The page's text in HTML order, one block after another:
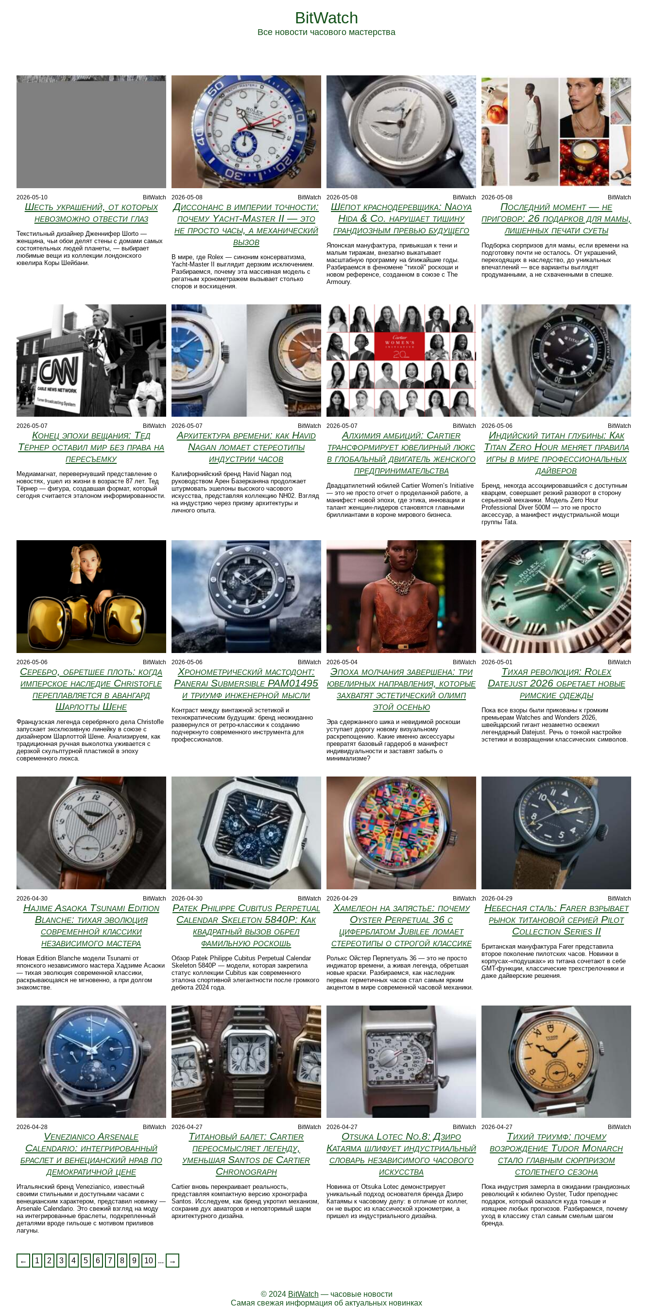
BitWatch
Все новости часового мастерства
2026-05-10 BitWatch
Шесть украшений, от которых
невозможно отвести глаз
Текстильный дизайнер Дженнифер Шorto —
женщина, чьи обои делят стены с домами самых
состоятельных людей планеты, — выбирает
любимые вещи из коллекции лондонского
ювелира Коры Шейбани.
2026-05-08 BitWatch
Диссонанс в империи точности:
почему Yacht-Master II — это
не просто часы, а механический
вызов
В мире, где Rolex — синоним консерватизма,
Yacht-Master II выглядит дерзким исключением.
Разбираемся, почему эта массивная модель с
регатным хронометражем вызывает столько
споров и восхищения.
2026-05-08 BitWatch
Шёпот краснодеревщика: Naoya
Hida & Co. нарушает тишину
грандиозным превью будущего
Японская мануфактура, привыкшая к тени и
малым тиражам, внезапно выкатывает
масштабную программу на ближайшие годы.
Разбираемся в феномене "тихой" роскоши и
новом референсе, созданном в союзе с The
Armoury.
2026-05-08 BitWatch
Последний момент — не
приговор: 26 подарков для мамы,
лишенных печати суеты
Подборка сюрпризов для мамы, если времени на
подготовку почти не осталось. От украшений,
переходящих в наследство, до уникальных
впечатлений — все варианты выглядят
продуманными, а не схваченными в спешке.
2026-05-07 BitWatch
Конец эпохи вещания: Тед
Тёрнер оставил мир без права на
пересъемку
Медиамагнат, перевернувший представление о
новостях, ушел из жизни в возрасте 87 лет. Тед
Тёрнер — фигура, создавшая формат, который
сегодня считается эталоном информированности.
2026-05-07 BitWatch
Архитектура времени: как Havid
Nagan ломает стереотипы
индустрии часов
Калифорнийский бренд Havid Nagan под
руководством Арен Базерканяна продолжает
штурмовать эшелоны высокого часового
искусства, представляя коллекцию NH02. Взгляд
на индустрию через призму архитектуры и
личного опыта.
2026-05-07 BitWatch
Алхимия амбиций: Cartier
трансформирует ювелирный люкс
в глобальный двигатель женского
предпринимательства
Двадцатилетний юбилей Cartier Women’s Initiative
— это не просто отчет о проделанной работе, а
манифест новой эпохи, где этика, инновации и
талант женщин-лидеров становятся главными
бриллиантами в короне мирового бизнеса.
2026-05-06 BitWatch
Индийский титан глубины: Как
Titan Zero Hour меняет правила
игры в мире профессиональных
дайверов
Бренд, некогда ассоциировавшийся с доступным
кварцем, совершает резкий разворот в сторону
серьезной механики. Модель Zero Hour
Professional Diver 500M — это не просто
аксессуар, а манифест индустриальной мощи
группы Tata.
2026-05-06 BitWatch
Серебро, обретшее плоть: когда
имперское наследие Christofle
переплавляется в авангард
Шарлотты Шене
Французская легенда серебряного дела Christofle
запускает эксклюзивную линейку в союзе с
дизайнером Шарлоттой Шене. Анализируем, как
традиционная ручная выколотка уживается с
дерзкой скульптурной пластикой в эпоху
современного люкса.
2026-05-06 BitWatch
Хронометрический мастодонт:
Panerai Submersible PAM01495
и триумф инженерной мысли
Контраст между винтажной эстетикой и
технократическим будущим: бренд неожиданно
развернулся от ретро-классики к созданию
подчеркнуто современного инструмента для
профессионалов.
2026-05-04 BitWatch
Эпоха молчания завершена: три
ювелирных направления, которые
захватят эстетический олимп
этой осенью
Эра сдержанного шика и невидимой роскоши
уступает дорогу новому визуальному
раскрепощению. Какие именно аксессуары
превратят базовый гардероб в манифест
индивидуальности и заставят забыть о
минимализме?
2026-05-01 BitWatch
Тихая революция: Rolex
Datejust 2026 обретает новые
римские одежды
Пока все взоры были прикованы к громким
премьерам Watches and Wonders 2026,
швейцарский гигант незаметно освежил
легендарный Datejust. Речь о тонкой настройке
эстетики и возвращении классических символов.
2026-04-30 BitWatch
Hajime Asaoka Tsunami Edition
Blanche: тихая эволюция
современной классики
независимого мастера
Новая Edition Blanche модели Tsunami от
японского независимого мастера Хадзиме Асаоки
— тихая эволюция современной классики,
раскрывающаяся не мгновенно, а при долгом
знакомстве.
2026-04-30 BitWatch
Patek Philippe Cubitus Perpetual
Calendar Skeleton 5840P: Как
квадратный вызов обрел
фамильную роскошь
Обзор Patek Philippe Cubitus Perpetual Calendar
Skeleton 5840P — модели, которая закрепила
статус коллекции Cubitus как современного
эталона спортивной элегантности после громкого
дебюта 2024 года.
2026-04-29 BitWatch
Хамелеон на запястье: почему
Oyster Perpetual 36 с
циферблатом Jubilee ломает
стереотипы о строгой классике
Ролькс Ойстер Перпетуаль 36 — это не просто
индикатор времени, а живая легенда, обретшая
новые краски. Разбираемся, как наследник
первых герметичных часов стал самым ярким
акцентом в мире современной часовой механики.
2026-04-29 BitWatch
Небесная сталь: Farer взрывает
рынок титановой серией Pilot
Collection Series II
Британская мануфактура Farer представила
второе поколение пилотских часов. Новинки в
корпусах-«подушках» из титана сочетают в себе
GMT-функции, классические трехстрелочники и
даже дайверские решения.
2026-04-28 BitWatch
Venezianico Arsenale
Calendario: интегрированный
браслет и венецианский нрав по
демократичной цене
Итальянский бренд Venezianico, известный
своими стильными и доступными часами с
венецианским характером, представил новинку —
Arsenale Calendario. Это свежий взгляд на моду
на интегрированные браслеты, подкрепленный
деталями вроде гильоше с мотивом приливов
лагуны.
2026-04-27 BitWatch
Титановый балет: Cartier
переосмысляет легенду,
уменьшая Santos de Cartier
Chronograph
Cartier вновь перекраивает реальность,
представляя компактную версию хронографа
Santos. Исследуем, как бренд укротил механизм,
сохранив дух авиаторов и неповторимый шарм
архитектурного дизайна.
2026-04-27 BitWatch
Otsuka Lotec No.8: Дзиро
Катаяма шлифует индустриальный
словарь независимого часового
искусства
Новинка от Otsuka Lotec демонстрирует
уникальный подход основателя бренда Дзиро
Катаямы к часовому делу: в отличие от коллег,
он не вырос из классической хронометрии, а
пришел из индустриального дизайна.
2026-04-27 BitWatch
Тихий триумф: почему
возрождение Tudor Monarch
стало главным сюрпризом
столетнего сезона
Пока индустрия замерла в ожидании грандиозных
революций к юбилею Oyster, Tudor преподнес
подарок, который оказался куда тоньше и
изящнее любых прогнозов. Разбираемся, почему
уход в классику стал самым смелым шагом
бренда.
← 1 2 3 4 5 6 7 8 9 10 ... →
© 2024 BitWatch — часовые новости
Самая свежая информация об актуальных новинках